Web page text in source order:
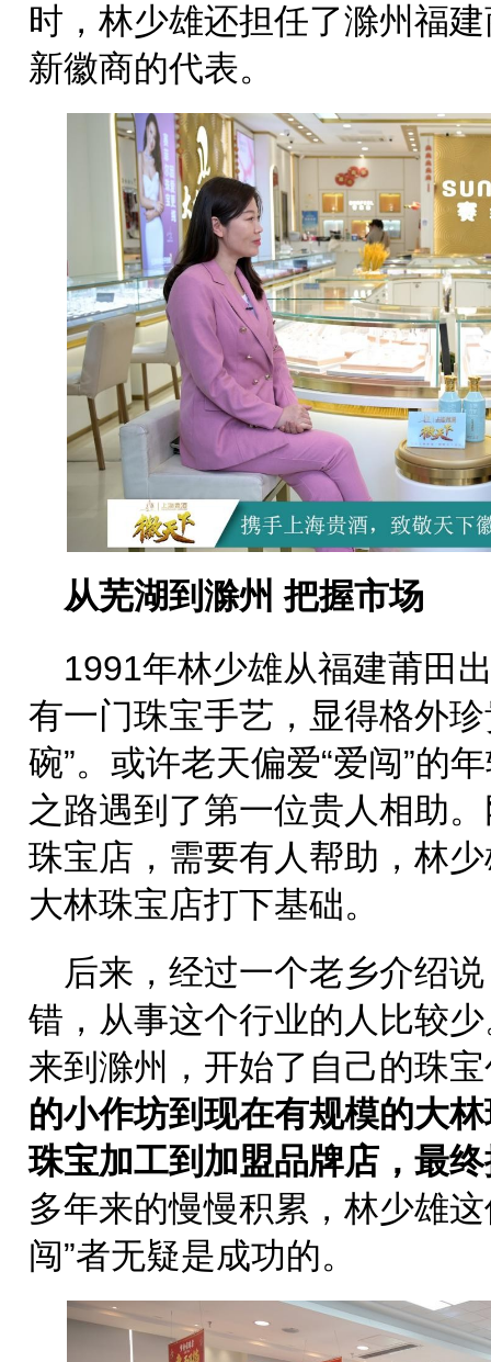
时，林少雄还担任了滁州福
新徽商的代表。
从芜湖到滁州 把握市场
1991年林少雄从福建莆田
有一门珠宝手艺，显得格外
碗”。或许老天偏爱“爱闯”的
之路遇到了第一位贵人相助
珠宝店，需要有人帮助，林
大林珠宝店打下基础。
后来，经过一个老乡介绍
错，从事这个行业的人比较
来到滁州，开始了自己的珠
的小作坊到现在有规模的大
珠宝加工到加盟品牌店，最
多年来的慢慢积累，林少雄
闯”者无疑是成功的。